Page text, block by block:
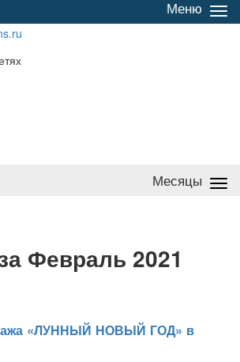
/
Меню
Месяцы
Февраль 2021
«ЛУННЫЙ НОВЫЙ ГОД» в